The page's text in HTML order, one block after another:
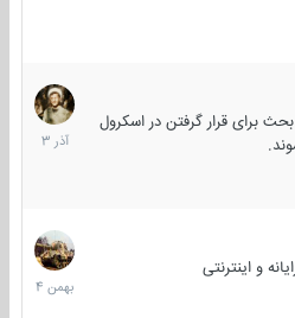
برای قرار گرفتن در اسکرول
7
آذر
1403
و اینترنتی
30
بهمن
1404